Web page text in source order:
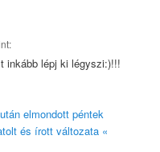
lépj ki légyszi:)!!!
elmondott péntek
és írott változata «